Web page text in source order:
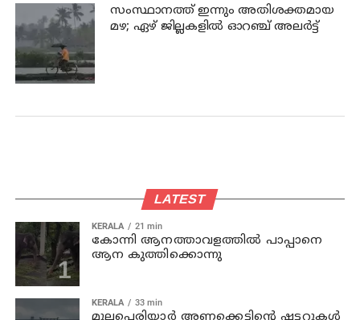
സംസ്ഥാനത്ത് ഇന്നും അതിശക്തമായ
മഴ; ഏഴ് ജില്ലകളില്‍ ഓറഞ്ച് അലര്‍ട്ട്
LATEST
KERALA 21 min
കോന്നി ആനത്താവളത്തില്‍ പാപ്പാനെ
ആന കുത്തിക്കൊന്നു
KERALA 33 min